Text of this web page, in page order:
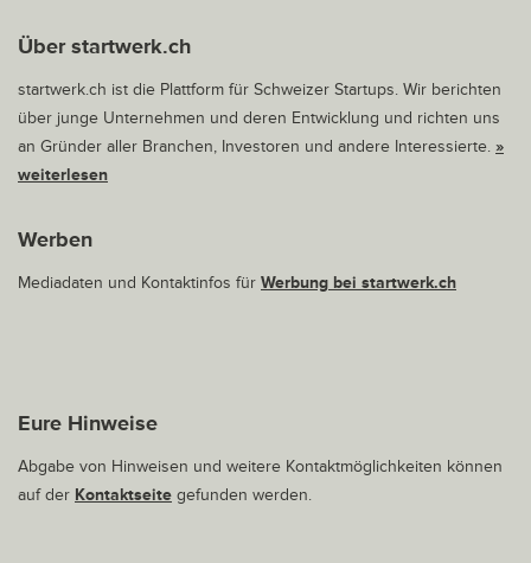
Über startwerk.ch
startwerk.ch ist die Plattform für Schweizer Startups. Wir berichten
über junge Unternehmen und deren Entwicklung und richten uns
an Gründer aller Branchen, Investoren und andere Interessierte. »
weiterlesen
Werben
Mediadaten und Kontaktinfos für Werbung bei startwerk.ch
Eure Hinweise
Abgabe von Hinweisen und weitere Kontaktmöglichkeiten können
auf der Kontaktseite gefunden werden.